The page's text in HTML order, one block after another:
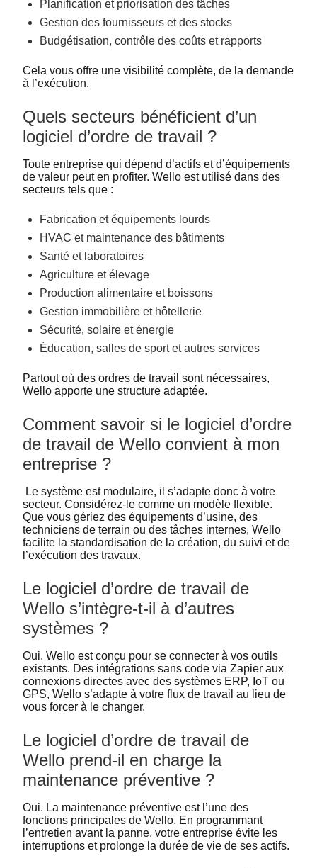
Planification et priorisation des tâches
Gestion des fournisseurs et des stocks
Budgétisation, contrôle des coûts et rapports
Cela vous offre une visibilité complète, de la demande
à l’exécution.
Quels secteurs bénéficient d’un
logiciel d’ordre de travail ?
Toute entreprise qui dépend d’actifs et d’équipements
de valeur peut en profiter. Wello est utilisé dans des
secteurs tels que :
Fabrication et équipements lourds
HVAC et maintenance des bâtiments
Santé et laboratoires
Agriculture et élevage
Production alimentaire et boissons
Gestion immobilière et hôtellerie
Sécurité, solaire et énergie
Éducation, salles de sport et autres services
Partout où des ordres de travail sont nécessaires,
Wello apporte une structure adaptée.
Comment savoir si le logiciel d’ordre
de travail de Wello convient à mon
entreprise ?
Le système est modulaire, il s’adapte donc à votre
secteur. Considérez-le comme un modèle flexible.
Que vous gériez des équipements d’usine, des
techniciens de terrain ou des tâches internes, Wello
facilite la standardisation de la création, du suivi et de
l’exécution des travaux.
Le logiciel d’ordre de travail de
Wello s’intègre-t-il à d’autres
systèmes ?
Oui. Wello est conçu pour se connecter à vos outils
existants. Des intégrations sans code via Zapier aux
connexions directes avec des systèmes ERP, IoT ou
GPS, Wello s’adapte à votre flux de travail au lieu de
vous forcer à le changer.
Le logiciel d’ordre de travail de
Wello prend-il en charge la
maintenance préventive ?
Oui. La maintenance préventive est l’une des
fonctions principales de Wello. En programmant
l’entretien avant la panne, votre entreprise évite les
interruptions et prolonge la durée de vie de ses actifs.